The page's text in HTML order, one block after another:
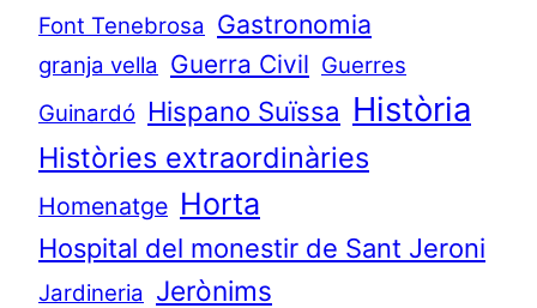
Font Tenebrosa Gastronomia
granja vella Guerra Civil Guerres
Guinardó Hispano Suïssa Història
Històries extraordinàries
Homenatge Horta
Hospital del monestir de Sant Jeroni
Jardineria Jerònims